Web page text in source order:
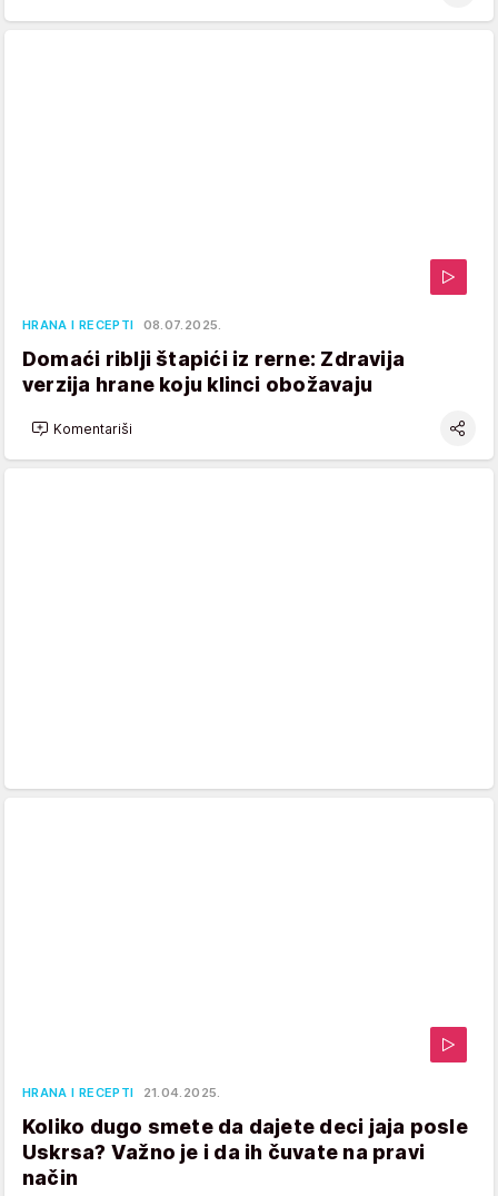
HRANA I RECEPTI 08.07.2025.
Domaći riblji štapići iz rerne: Zdravija
verzija hrane koju klinci obožavaju
Komentariši
HRANA I RECEPTI 21.04.2025.
Koliko dugo smete da dajete deci jaja posle
Uskrsa? Važno je i da ih čuvate na pravi
način